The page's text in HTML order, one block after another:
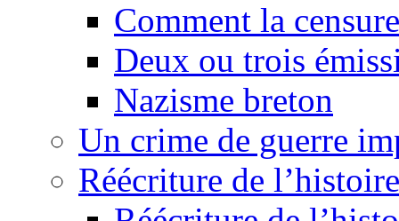
Comment la
Deux ou trois
Nazisme breton
Un crime de guerre
Réécriture de